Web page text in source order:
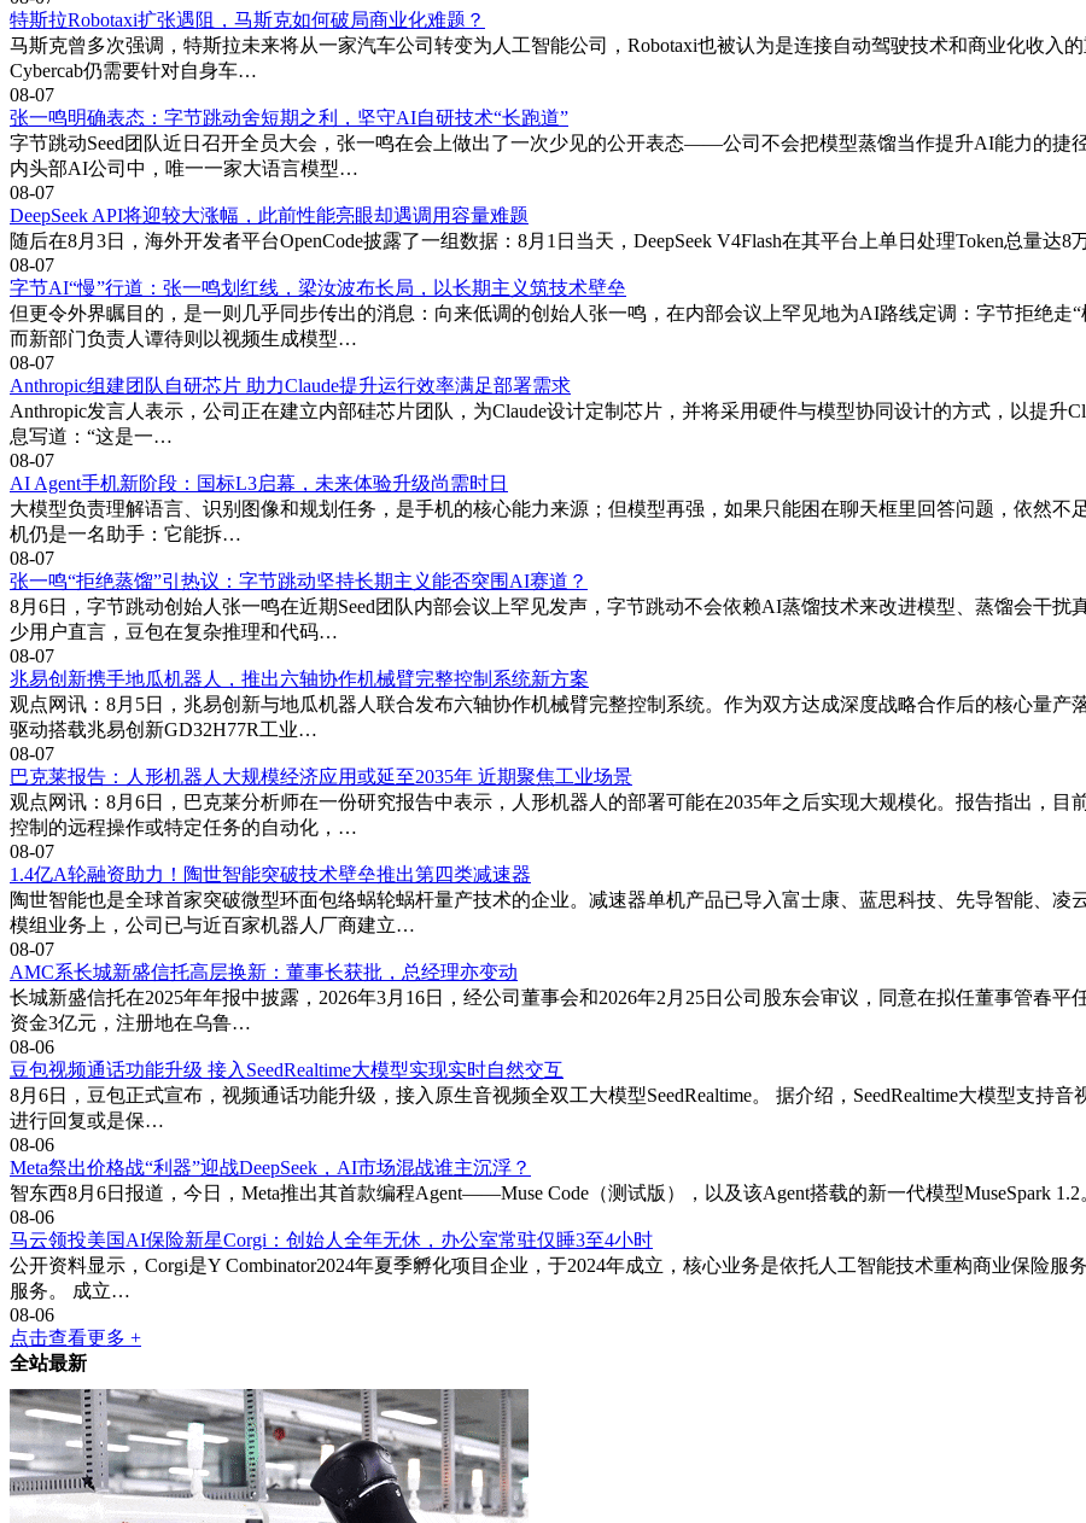
特斯拉Robotaxi扩张遇阻，马斯克如何破局商业化难题？
马斯克曾多次强调，特斯拉未来将从一家汽车公司转变为人工智能公司，Robotaxi也被认为是连接自动驾驶技术和商业化收入
Cybercab仍需要针对自身车…
08-07
张一鸣明确表态：字节跳动舍短期之利，坚守AI自研技术“长跑道”
字节跳动Seed团队近日召开全员大会，张一鸣在会上做出了一次少见的公开表态——公司不会把模型蒸馏当作提升AI能力的捷
内头部AI公司中，唯一一家大语言模型…
08-07
DeepSeek API将迎较大涨幅，此前性能亮眼却遇调用容量难题
随后在8月3日，海外开发者平台OpenCode披露了一组数据：8月1日当天，DeepSeek V4Flash在其平台上单日处理Token总量达
08-07
字节AI“慢”行道：张一鸣划红线，梁汝波布长局，以长期主义筑技术壁垒
但更令外界瞩目的，是一则几乎同步传出的消息：向来低调的创始人张一鸣，在内部会议上罕见地为AI路线定调：字节拒绝走
而新部门负责人谭待则以视频生成模型…
08-07
Anthropic组建团队自研芯片 助力Claude提升运行效率满足部署需求
Anthropic发言人表示，公司正在建立内部硅芯片团队，为Claude设计定制芯片，并将采用硬件与模型协同设计的方式，以提升
息写道：“这是一…
08-07
AI Agent手机新阶段：国标L3启幕，未来体验升级尚需时日
大模型负责理解语言、识别图像和规划任务，是手机的核心能力来源；但模型再强，如果只能困在聊天框里回答问题，依然不
机仍是一名助手：它能拆…
08-07
张一鸣“拒绝蒸馏”引热议：字节跳动坚持长期主义能否突围AI赛道？
8月6日，字节跳动创始人张一鸣在近期Seed团队内部会议上罕见发声，字节跳动不会依赖AI蒸馏技术来改进模型、蒸馏会干
少用户直言，豆包在复杂推理和代码…
08-07
兆易创新携手地瓜机器人，推出六轴协作机械臂完整控制系统新方案
观点网讯：8月5日，兆易创新与地瓜机器人联合发布六轴协作机械臂完整控制系统。作为双方达成深度战略合作后的核心量产
驱动搭载兆易创新GD32H77R工业…
08-07
巴克莱报告：人形机器人大规模经济应用或延至2035年 近期聚焦工业场景
观点网讯：8月6日，巴克莱分析师在一份研究报告中表示，人形机器人的部署可能在2035年之后实现大规模化。报告指出，
控制的远程操作或特定任务的自动化，…
08-07
1.4亿A轮融资助力！陶世智能突破技术壁垒推出第四类减速器
陶世智能也是全球首家突破微型环面包络蜗轮蜗杆量产技术的企业。减速器单机产品已导入富士康、蓝思科技、先导智能、
模组业务上，公司已与近百家机器人厂商建立…
08-07
AMC系长城新盛信托高层换新：董事长获批，总经理亦变动
长城新盛信托在2025年年报中披露，2026年3月16日，经公司董事会和2026年2月25日公司股东会审议，同意在拟任董事管春
资金3亿元，注册地在乌鲁…
08-06
豆包视频通话功能升级 接入SeedRealtime大模型实现实时自然交互
8月6日，豆包正式宣布，视频通话功能升级，接入原生音视频全双工大模型SeedRealtime。 据介绍，SeedRealtime大模型支持
进行回复或是保…
08-06
Meta祭出价格战“利器”迎战DeepSeek，AI市场混战谁主沉浮？
智东西8月6日报道，今日，Meta推出其首款编程Agent——Muse Code（测试版），以及该Agent搭载的新一代模型MuseSpark
08-06
马云领投美国AI保险新星Corgi：创始人全年无休，办公室常驻仅睡3至4小时
公开资料显示，Corgi是Y Combinator2024年夏季孵化项目企业，于2024年成立，核心业务是依托人工智能技术重构商业保险
服务。 成立…
08-06
点击查看更多 +
全站最新